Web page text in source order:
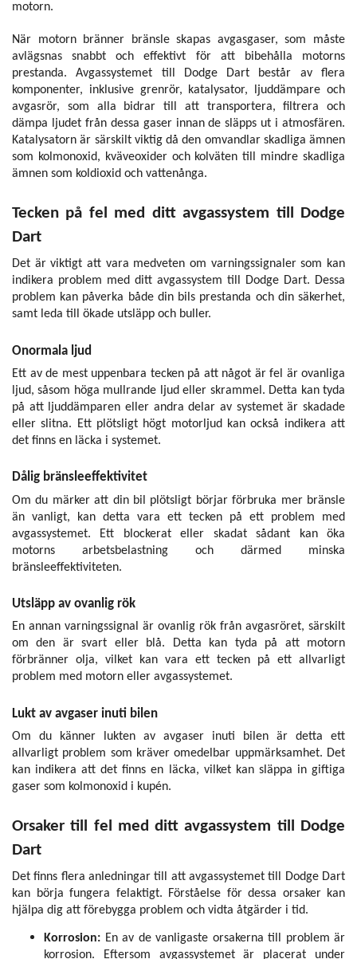
motorn.
När motorn bränner bränsle skapas avgasgaser, som måste
avlägsnas snabbt och effektivt för att bibehålla motorns
prestanda. Avgassystemet till Dodge Dart består av flera
komponenter, inklusive grenrör, katalysator, ljuddämpare och
avgasrör, som alla bidrar till att transportera, filtrera och
dämpa ljudet från dessa gaser innan de släpps ut i atmosfären.
Katalysatorn är särskilt viktig då den omvandlar skadliga ämnen
som kolmonoxid, kväveoxider och kolväten till mindre skadliga
ämnen som koldioxid och vattenånga.
Tecken på fel med ditt avgassystem till Dodge
Dart
Det är viktigt att vara medveten om varningssignaler som kan
indikera problem med ditt avgassystem till Dodge Dart. Dessa
problem kan påverka både din bils prestanda och din säkerhet,
samt leda till ökade utsläpp och buller.
Onormala ljud
Ett av de mest uppenbara tecken på att något är fel är ovanliga
ljud, såsom höga mullrande ljud eller skrammel. Detta kan tyda
på att ljuddämparen eller andra delar av systemet är skadade
eller slitna. Ett plötsligt högt motorljud kan också indikera att
det finns en läcka i systemet.
Dålig bränsleeffektivitet
Om du märker att din bil plötsligt börjar förbruka mer bränsle
än vanligt, kan detta vara ett tecken på ett problem med
avgassystemet. Ett blockerat eller skadat sådant kan öka
motorns arbetsbelastning och därmed minska
bränsleeffektiviteten.
Utsläpp av ovanlig rök
En annan varningssignal är ovanlig rök från avgasröret, särskilt
om den är svart eller blå. Detta kan tyda på att motorn
förbränner olja, vilket kan vara ett tecken på ett allvarligt
problem med motorn eller avgassystemet.
Lukt av avgaser inuti bilen
Om du känner lukten av avgaser inuti bilen är detta ett
allvarligt problem som kräver omedelbar uppmärksamhet. Det
kan indikera att det finns en läcka, vilket kan släppa in giftiga
gaser som kolmonoxid i kupén.
Orsaker till fel med ditt avgassystem till Dodge
Dart
Det finns flera anledningar till att avgassystemet till Dodge Dart
kan börja fungera felaktigt. Förståelse för dessa orsaker kan
hjälpa dig att förebygga problem och vidta åtgärder i tid.
Korrosion: En av de vanligaste orsakerna till problem är
korrosion. Eftersom avgassystemet är placerat under